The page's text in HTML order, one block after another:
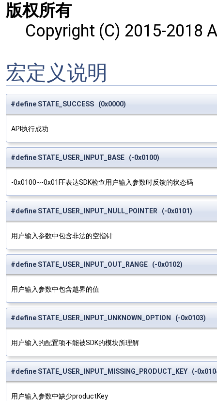
版权所有
Copyright (C) 2015-2018
宏定义说明
#define STATE_SUCCESS (0x0000)
API执行成功
#define STATE_USER_INPUT_BASE (-0x0100)
-0x0100~-0x01FF表达SDK检查用户输入参数时反馈的状态码
#define STATE_USER_INPUT_NULL_POINTER (-0x0101)
用户输入参数中包含非法的空指针
#define STATE_USER_INPUT_OUT_RANGE (-0x0102)
用户输入参数中包含越界的值
#define STATE_USER_INPUT_UNKNOWN_OPTION (-0x0103)
用户输入的配置项不能被SDK的模块所理解
#define STATE_USER_INPUT_MISSING_PRODUCT_KEY (-
用户输入参数中缺少productKey